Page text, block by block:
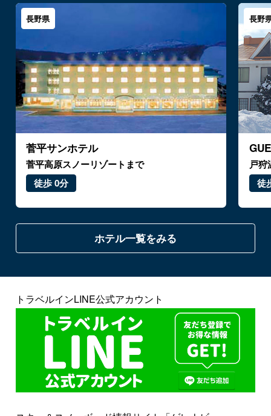
長野県
菅平サンホテル
菅平高原スノーリゾートまで
徒歩 0分
長野
戸狩
徒
ホテル一覧をみる
トラベルインLINE公式アカウント